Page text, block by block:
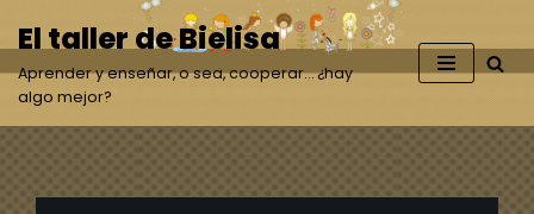
Saltar
al
contenido
El taller de Bielisa
Aprender y enseñar, o sea, cooperar… ¿hay
algo mejor?